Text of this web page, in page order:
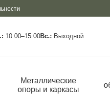
10:00–15:00Вс.: Выходной
Металлические
опоры и каркасы